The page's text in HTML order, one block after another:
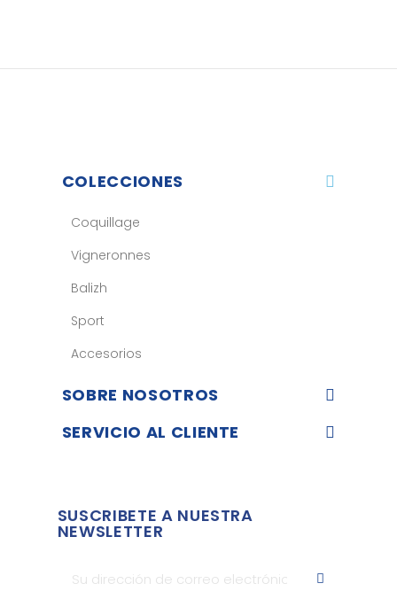
COLECCIONES
Coquillage
Vigneronnes
Balizh
Sport
Accesorios
SOBRE NOSOTROS
SERVICIO AL CLIENTE
SUSCRIBETE A NUESTRA
NEWSLETTER